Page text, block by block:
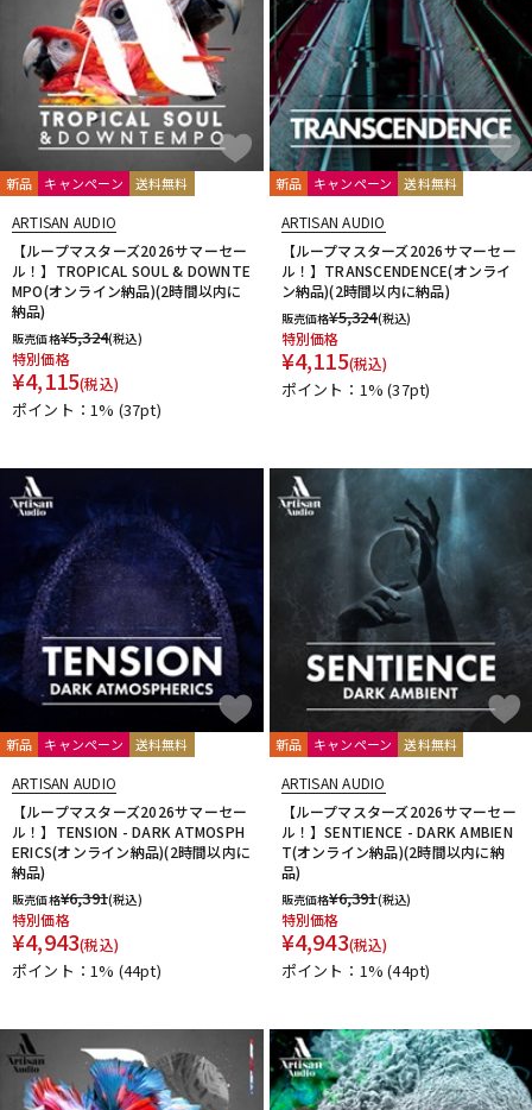
新品 キャンペーン 送料無料
ARTISAN AUDIO
【ループマスターズ2026サマーセー
ル！】TROPICAL SOUL & DOWNTE
MPO(オンライン納品)(2時間以内に
納品)
販売価格¥5,324(税込)
特別価格
¥4,115(税込)
ポイント：1% (37pt)
新品 キャンペーン 送料無料
ARTISAN AUDIO
【ループマスターズ2026サマーセー
ル！】TRANSCENDENCE(オンライ
ン納品)(2時間以内に納品)
販売価格¥5,324(税込)
特別価格
¥4,115(税込)
ポイント：1%(37pt)
新品 キャンペーン 送料無料
ARTISAN AUDIO
【ループマスターズ2026サマーセー
ル！】TENSION - DARK ATMOSPH
ERICS(オンライン納品)(2時間以内に
納品)
販売価格¥6,391(税込)
特別価格
¥4,943(税込)
ポイント：1% (44pt)
新品 キャンペーン 送料無料
ARTISAN AUDIO
【ループマスターズ2026サマーセー
ル！】SENTIENCE - DARK AMBIEN
T(オンライン納品)(2時間以内に納
品)
販売価格¥6,391(税込)
特別価格
¥4,943(税込)
ポイント：1%(44pt)